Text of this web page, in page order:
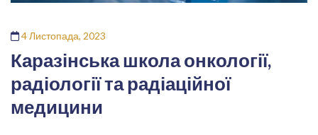
4 Листопада, 2023
Каразінська школа онкології,
радіології та радіаційної
медицини